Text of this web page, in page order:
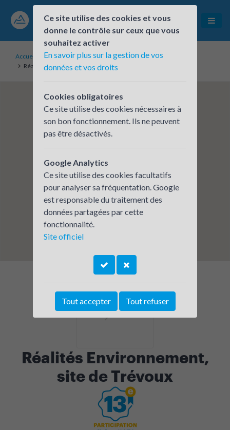
Accueil
Établissements inscrits
Réalités Environnement, site de Trévoux
Réalités Environnement,
site de Trévoux
Ce site utilise des cookies et vous
donne le contrôle sur ceux que vous
souhaitez activer
En savoir plus sur la gestion de vos
données et vos droits
Cookies obligatoires
Ce site utilise des cookies nécessaires à
son bon fonctionnement. Ils ne peuvent
pas être désactivés.
Google Analytics
Ce site utilise des cookies facultatifs
pour analyser sa fréquentation. Google
est responsable du traitement des
données partagées par cette
fonctionnalité.
Site officiel
Tout accepter Tout refuser